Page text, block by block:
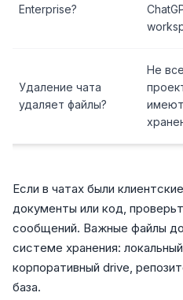
Enterprise?
Удаление чата
удаляет файлы?
Не
Если в чатах были
документы или код,
сообщений. Важные файлы
системе хранения:
корпоративный drive,
база.